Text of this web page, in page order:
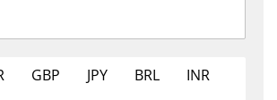
GBP JPY BRL
INR